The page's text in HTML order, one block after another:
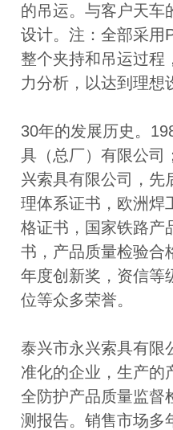
的吊运。与客户天车
设计。注：全部采用
整个夹持和吊运过程
力分析，以达到理想
30年的发展历史。
具（总厂）有限公司
兴索具有限公司，先
理体系证书，欧洲焊
格证书，国家铁路产
书，产品质量检验合
年度创新奖，资信等
位等众多荣誉。
泰兴市永兴索具有限
准化的企业，生产的
全防护产品质量监督
测报告。销售市场多